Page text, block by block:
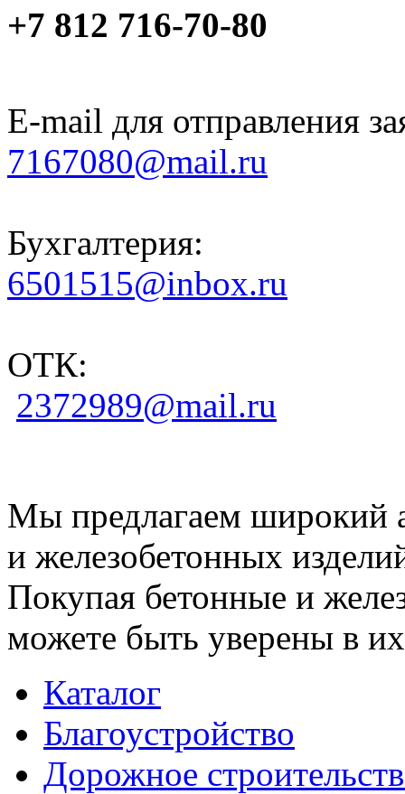
+7 812 716-70-80
E-mail для отправления
7167080@mail.ru
Бухгалтерия:
6501515@inbox.ru
ОТК:
2372989@mail.ru
Мы предлагаем широкий
и железобетонных
Покупая бетонные и
можете быть уверены в их
Каталог
Благоустройство
Дорожное